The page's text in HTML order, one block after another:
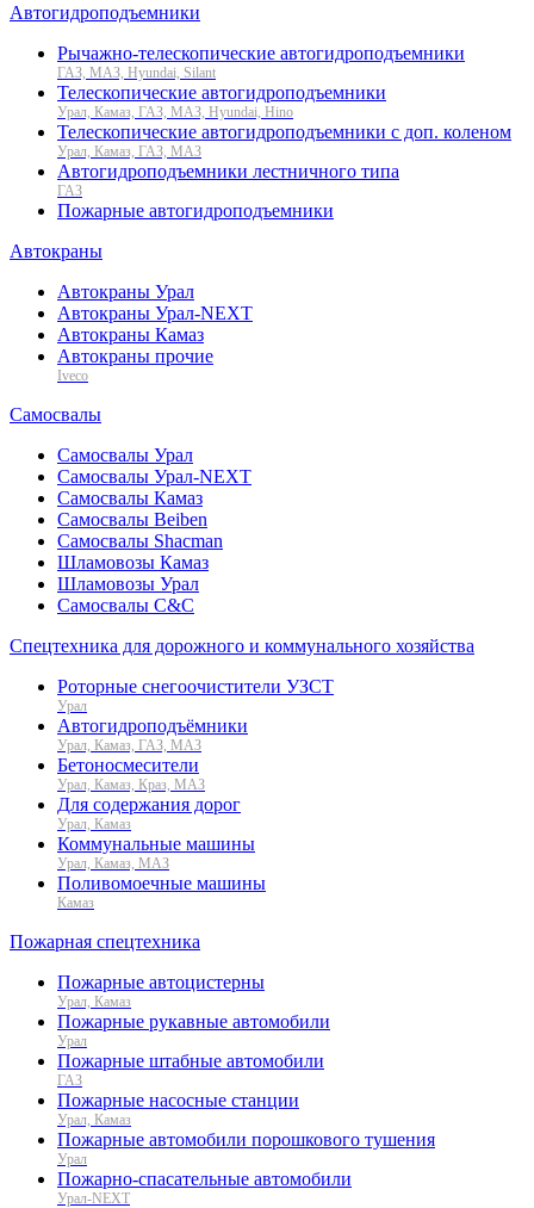
Автогидроподъемники
Рычажно-телескопические автогидроподъемники
ГАЗ, МАЗ, Hyundai, Silant
Телескопические автогидроподъемники
Урал, Камаз, ГАЗ, МАЗ, Hyundai, Hino
Телескопические автогидроподъемники с доп. коленом
Урал, Камаз, ГАЗ, МАЗ
Автогидроподъемники лестничного типа
ГАЗ
Пожарные автогидроподъемники
Автокраны
Автокраны Урал
Автокраны Урал-NEXT
Автокраны Камаз
Автокраны прочие
Iveco
Самосвалы
Самосвалы Урал
Самосвалы Урал-NEXT
Самосвалы Камаз
Самосвалы Beiben
Самосвалы Shacman
Шламовозы Камаз
Шламовозы Урал
Самосвалы C&C
Спецтехника для дорожного и коммунального хозяйства
Роторные снегоочистители УЗСТ
Урал
Автогидроподъёмники
Урал, Камаз, ГАЗ, МАЗ
Бетоносмесители
Урал, Камаз, Краз, МАЗ
Для содержания дорог
Урал, Камаз
Коммунальные машины
Урал, Камаз, МАЗ
Поливомоечные машины
Камаз
Пожарная спецтехника
Пожарные автоцистерны
Урал, Камаз
Пожарные рукавные автомобили
Урал
Пожарные штабные автомобили
ГАЗ
Пожарные насосные станции
Урал, Камаз
Пожарные автомобили порошкового тушения
Урал
Пожарно-спасательные автомобили
Урал-NEXT